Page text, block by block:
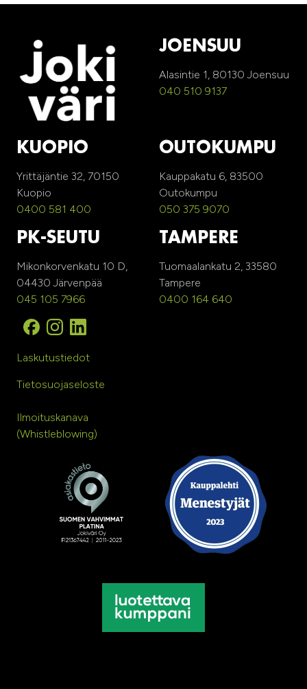
JOENSUU
Alasintie 1, 80130 Joensuu
040 510 9137
KUOPIO
Yrittäjäntie 32, 70150
Kuopio
0400 581 400
OUTOKUMPU
Kauppakatu 6, 83500
Outokumpu
050 375 9070
PK-SEUTU
Mikonkorvenkatu 10 D,
04430 Järvenpää
045 105 7966
TAMPERE
Tuomaalankatu 2, 33580
Tampere
0400 164 640
Laskutustiedot
Tietosuojaseloste
Ilmoituskanava
(Whistleblowing)